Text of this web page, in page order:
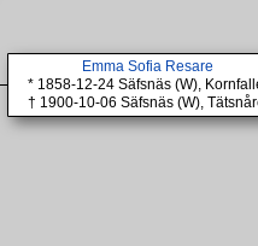
Emma Sofia Resare
* 1858-12-24 Säfsnäs (W),
† 1900-10-06 Säfsnäs (W),